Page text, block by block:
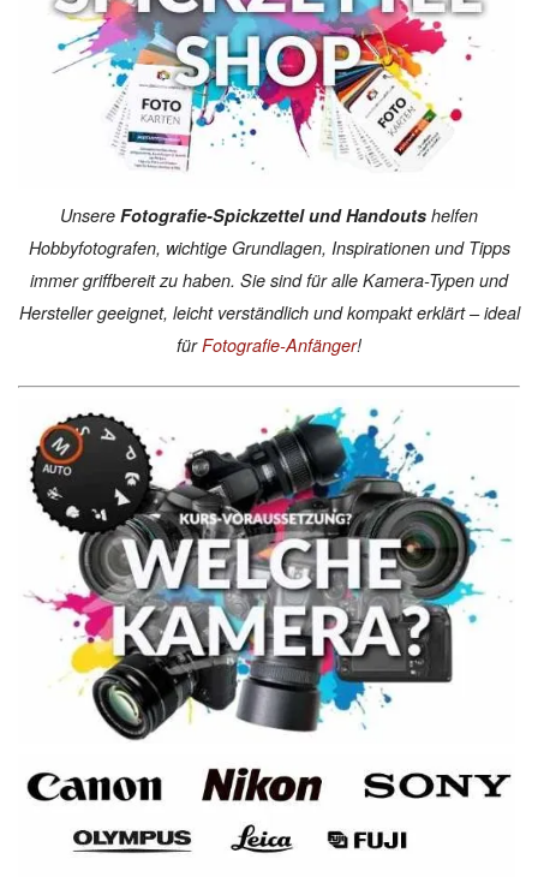
Unsere Fotografie-Spickzettel und Handouts helfen
Hobbyfotografen, wichtige Grundlagen, Inspirationen und Tipps
immer griffbereit zu haben. Sie sind für alle Kamera-Typen und
Hersteller geeignet, leicht verständlich und kompakt erklärt – ideal
fürFotografie-Anfänger!